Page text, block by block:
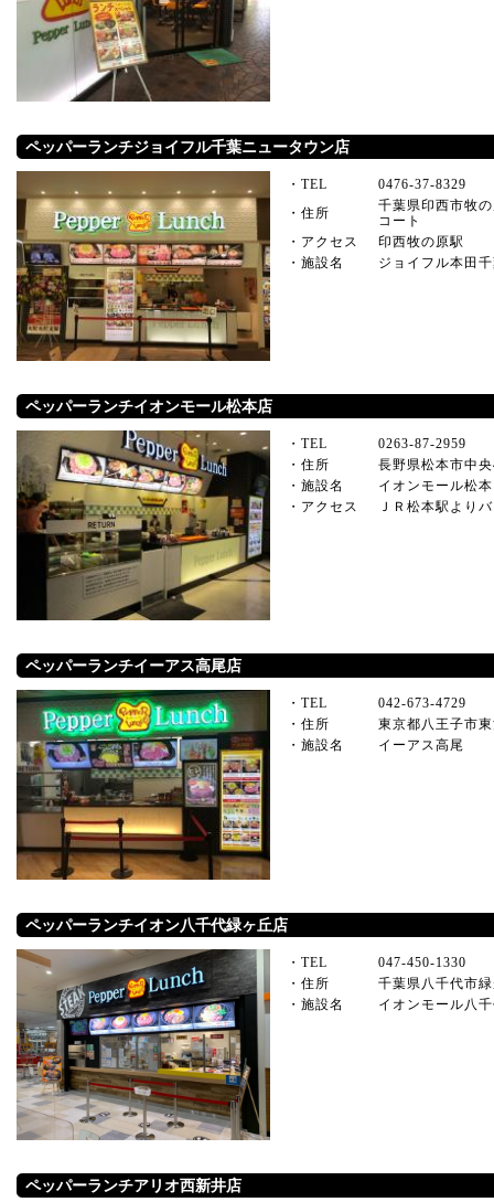
ペッパーランチジョイフル千葉ニュータウン店
・TEL
0476-37-8329
・住所
千葉県印西市牧
コート
・アクセス
印西牧の原駅
・施設名
ジョイフル本田
ペッパーランチイオンモール松本店
・TEL
0263-87-2959
・住所
長野県松本市中
・施設名
イオンモール松本
・アクセス
ＪＲ松本駅より
ペッパーランチイーアス高尾店
・TEL
042-673-4729
・住所
東京都八王子市
・施設名
イーアス高尾
ペッパーランチイオン八千代緑ヶ丘店
・TEL
047-450-1330
・住所
千葉県八千代市
・施設名
イオンモール八
ペッパーランチアリオ西新井店